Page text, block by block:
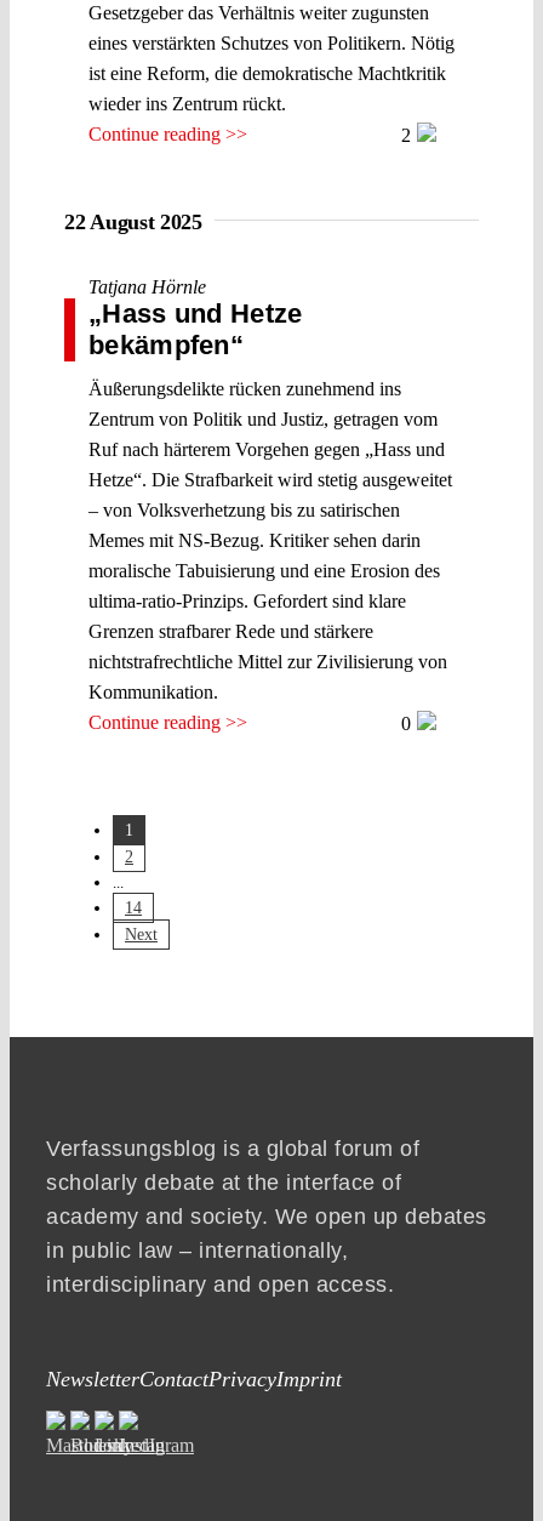
Gesetzgeber das Verhältnis weiter zugunsten
eines verstärkten Schutzes von Politikern. Nötig
ist eine Reform, die demokratische Machtkritik
wieder ins Zentrum rückt.
Continue reading >>
2
22 August 2025
Tatjana Hörnle
„Hass und Hetze
bekämpfen“
Äußerungsdelikte rücken zunehmend ins
Zentrum von Politik und Justiz, getragen vom
Ruf nach härterem Vorgehen gegen „Hass und
Hetze“. Die Strafbarkeit wird stetig ausgeweitet
– von Volksverhetzung bis zu satirischen
Memes mit NS-Bezug. Kritiker sehen darin
moralische Tabuisierung und eine Erosion des
ultima-ratio-Prinzips. Gefordert sind klare
Grenzen strafbarer Rede und stärkere
nichtstrafrechtliche Mittel zur Zivilisierung von
Kommunikation.
Continue reading >>
0
1
2
14
Next
Verfassungsblog is a global forum of
scholarly debate at the interface of
academy and society. We open up debates
in public law – internationally,
interdisciplinary and open access.
NewsletterContactPrivacyImprint